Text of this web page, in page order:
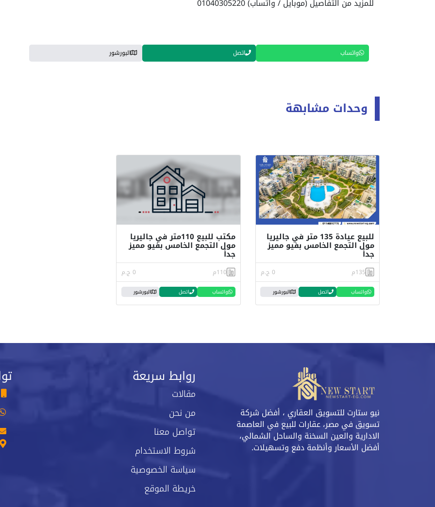
للمزيد من التفاصيل (موبايل / واتساب) 01040305220
واتساب اتصل البورشور
وحدات مشابهة
للبيع عيادة 135 متر في جاليريا
مول التجمع الخامس بفيو مميز
جداً
135م 0 ج.م
واتساب اتصل البورشور
مكتب للبيع 110متر في جاليريا
مول التجمع الخامس بفيو مميز
جداً
110م 0 ج.م
واتساب اتصل البورشور
نيو ستارت للتسويق العقاري ، أفضل شركة
تسويق في مصر، عقارات للبيع في العاصمة
الادارية والعين السخنة والساحل الشمالي،
أفضل الأسعار وأنظمة دفع وتسهيلات.
روابط سريعة
مقالات
من نحن
تواصل معنا
شروط الاستخدام
سياسة الخصوصية
خريطة الموقع